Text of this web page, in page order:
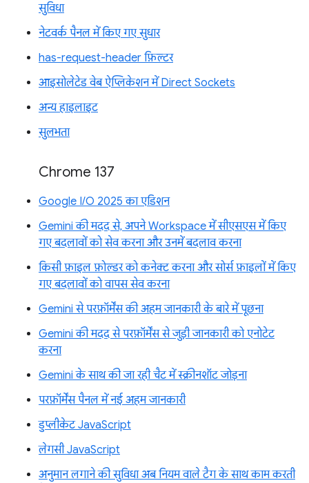
सुविधा
नेटवर्क पैनल में किए गए सुधार
has-request-header फ़िल्टर
आइसोलेटेड वेब ऐप्लिकेशन में Direct Sockets
अन्य हाइलाइट
सुलभता
Chrome 137
Google I/O 2025 का एडिशन
Gemini की मदद से, अपने Workspace में सीएसएस में किए
गए बदलावों को सेव करना और उनमें बदलाव करना
किसी फ़ाइल फ़ोल्डर को कनेक्ट करना और सोर्स फ़ाइलों में किए
गए बदलावों को वापस सेव करना
Gemini से परफ़ॉर्मेंस की अहम जानकारी के बारे में पूछना
Gemini की मदद से परफ़ॉर्मेंस से जुड़ी जानकारी को एनोटेट
करना
Gemini के साथ की जा रही चैट में स्क्रीनशॉट जोड़ना
परफ़ॉर्मेंस पैनल में नई अहम जानकारी
डुप्लीकेट JavaScript
लेगसी JavaScript
अनुमान लगाने की सुविधा अब नियम वाले टैग के साथ काम करती